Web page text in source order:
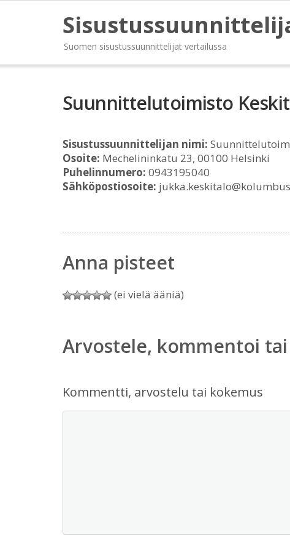
Suomen sisustussuunnittelijat vertailussa
Suunnittelutoimisto
Sisustussuunnittelijan nimi:
Osoite: Mechelininkatu 23, 00100 Helsinki
Puhelinnumero: 0943195040
Sähköpostiosoite:
Anna pisteet
(ei vielä ääniä)
Arvostele, kommentoi
Kommentti, arvostelu tai kokemus